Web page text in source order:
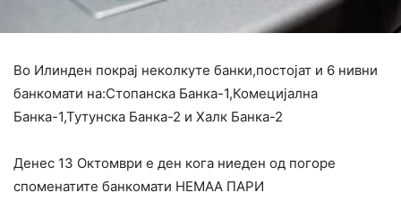
Во Илинден покрај неколкуте банки,постојат и 6 нивни
банкомати на:Стопанска Банка-1,Комецијална
Банка-1,Тутунска Банка-2 и Халк Банка-2
Денес 13 Октомври е ден кога ниеден од погоре
споменатите банкомати НЕМАА ПАРИ